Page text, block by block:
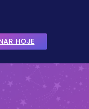
HOJE